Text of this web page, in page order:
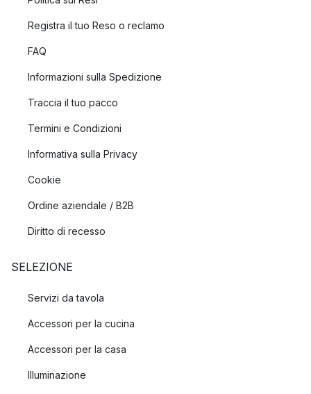
Registra il tuo Reso o reclamo
FAQ
Informazioni sulla Spedizione
Traccia il tuo pacco
Termini e Condizioni
Informativa sulla Privacy
Cookie
Ordine aziendale / B2B
Diritto di recesso
SELEZIONE
Servizi da tavola
Accessori per la cucina
Accessori per la casa
Illuminazione